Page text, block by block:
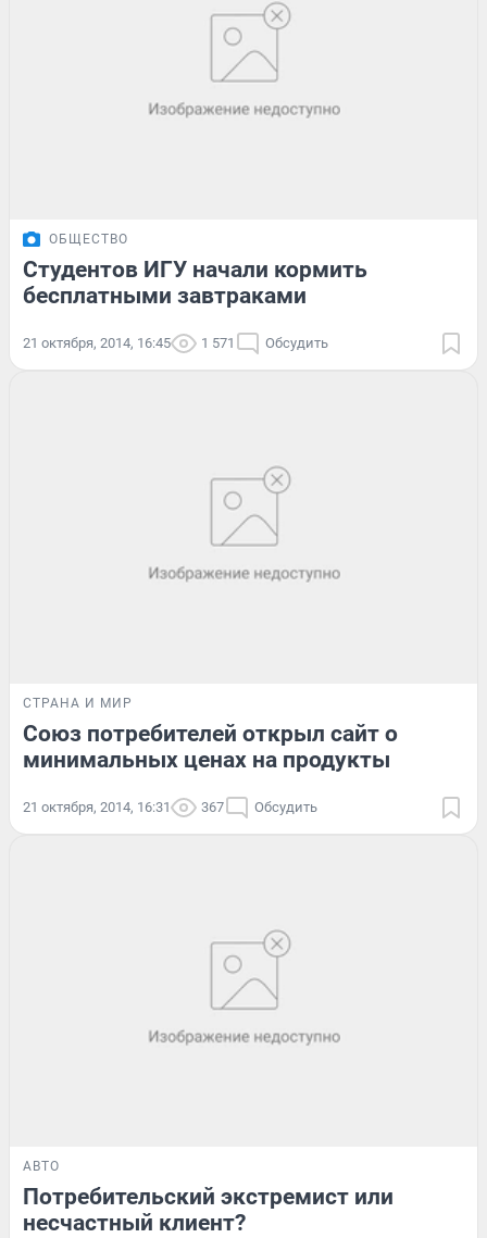
ОБЩЕСТВО
Студентов ИГУ начали кормить
бесплатными завтраками
21 октября, 2014, 16:45 1 571 Обсудить
СТРАНА И МИР
Союз потребителей открыл сайт о
минимальных ценах на продукты
21 октября, 2014, 16:31 367 Обсудить
АВТО
Потребительский экстремист или
несчастный клиент?